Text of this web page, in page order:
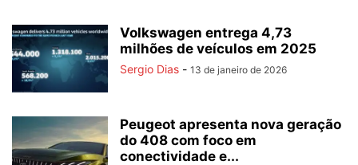
Volkswagen entrega 4,73
milhões de veículos em 2025
Sergio Dias - 13 de janeiro de 2026
Peugeot apresenta nova geração
do 408 com foco em
conectividade e...